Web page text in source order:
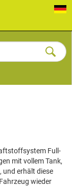
Full-
mit vollem Tank,
und erhält diese
wieder